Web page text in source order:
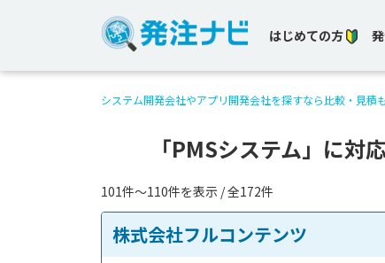
はじめての方
システム開発会社やアプリ開発会社を探すなら比較・見積
「PMSシステム」に対
101件〜110件を表示 / 全172件
株式会社フルコンテンツ